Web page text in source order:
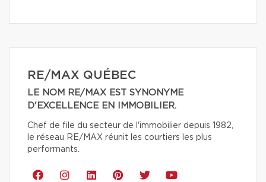
RE/MAX QUÉBEC
LE NOM RE/MAX EST SYNONYME
D'EXCELLENCE EN IMMOBILIER.
Chef de file du secteur de l'immobilier depuis 1982,
le réseau RE/MAX réunit les courtiers les plus
performants.